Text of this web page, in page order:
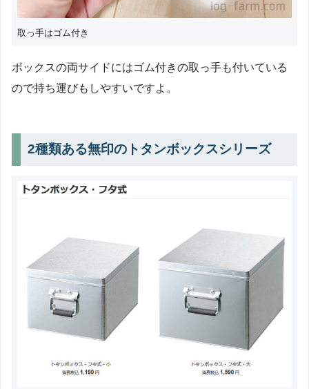
取っ手はゴム付き
ボックスの両サイドにはゴム付きの取っ手も付いている
ので持ち運びもしやすいですよ。
2種類ある無印のトタンボックスシリーズ